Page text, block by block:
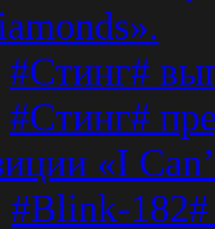
#Стинг#
#Стинг#
«I
#Blink-182#